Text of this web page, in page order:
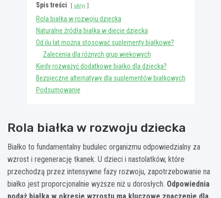
Spis treści ukryj
Rola białka w rozwoju dziecka
Naturalne źródła białka w diecie dziecka
Od ilu lat można stosować suplementy białkowe?
Zalecenia dla różnych grup wiekowych
Kiedy rozważyć dodatkowe białko dla dziecka?
Bezpieczne alternatywy dla suplementów białkowych
Podsumowanie
Rola białka w rozwoju dziecka
Białko to fundamentalny budulec organizmu odpowiedzialny za
wzrost i regenerację tkanek. U dzieci i nastolatków, które
przechodzą przez intensywne fazy rozwoju, zapotrzebowanie na
białko jest proporcjonalnie wyższe niż u dorosłych. Odpowiednia